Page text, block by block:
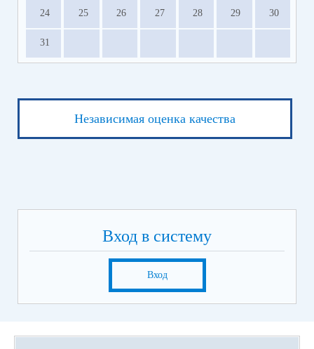
24 25 26 27 28 29 30
31
Независимая оценка качества
Вход в систему
Вход